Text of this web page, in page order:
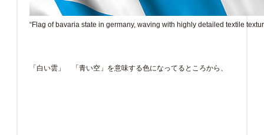
“Flag of bavaria state in germany, waving with highly detailed textile
「白い雲」 「青い空」を意味する色になってるところから、